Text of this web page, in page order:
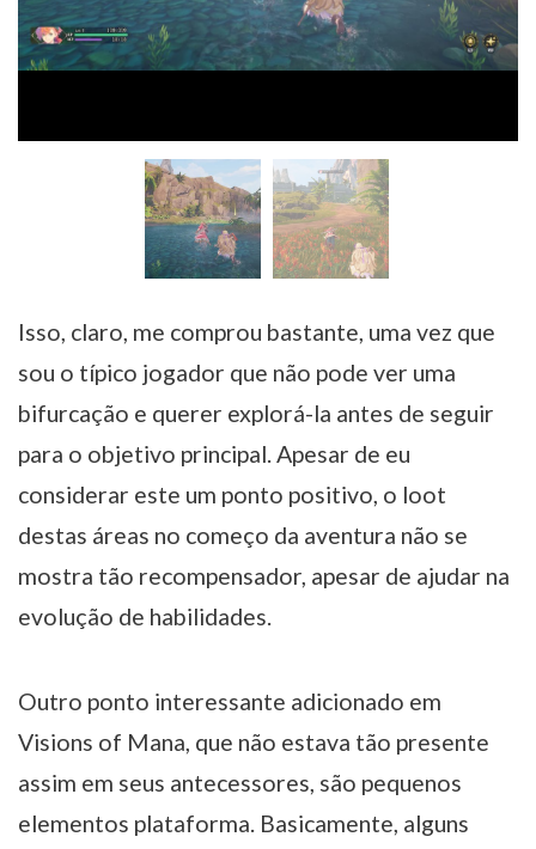
Isso, claro, me comprou bastante, uma vez que
sou o típico jogador que não pode ver uma
bifurcação e querer explorá-la antes de seguir
para o objetivo principal. Apesar de eu
considerar este um ponto positivo, o loot
destas áreas no começo da aventura não se
mostra tão recompensador, apesar de ajudar na
evolução de habilidades.
Outro ponto interessante adicionado em
Visions of Mana, que não estava tão presente
assim em seus antecessores, são pequenos
elementos plataforma. Basicamente, alguns